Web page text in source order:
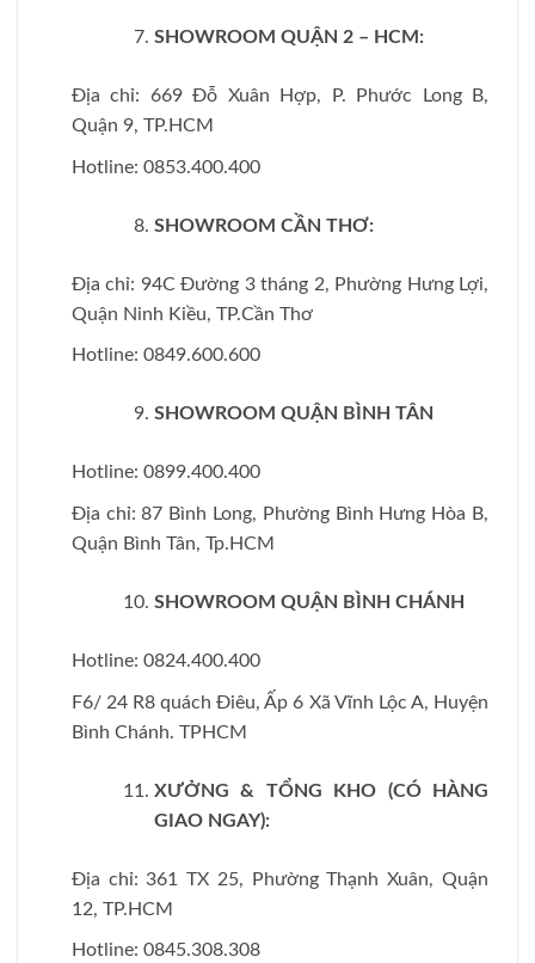
SHOWROOM QUẬN 2 – HCM:
Địa chỉ: 669 Đỗ Xuân Hợp, P. Phước Long B,
Quận 9, TP.HCM
Hotline: 0853.400.400
SHOWROOM CẦN THƠ:
Địa chỉ: 94C Đường 3 tháng 2, Phường Hưng Lợi,
Quận Ninh Kiều, TP.Cần Thơ
Hotline: 0849.600.600
SHOWROOM QUẬN BÌNH TÂN
Hotline: 0899.400.400
Địa chỉ: 87 Bình Long, Phường Bình Hưng Hòa B,
Quận Bình Tân, Tp.HCM
SHOWROOM QUẬN BÌNH CHÁNH
Hotline: 0824.400.400
F6/ 24 R8 quách Điêu, Ấp 6 Xã Vĩnh Lộc A, Huyện
Bình Chánh. TPHCM
XƯỞNG & TỔNG KHO (CÓ HÀNG
GIAO NGAY):
Địa chỉ: 361 TX 25, Phường Thạnh Xuân, Quận
12, TP.HCM
Hotline: 0845.308.308